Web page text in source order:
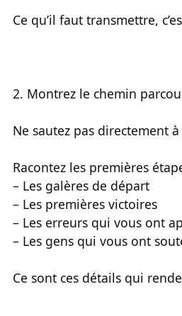
Ce qu’il faut transmettre,
2. Montrez le chemin
Ne sautez pas directement
Racontez les premières
– Les galères de départ
– Les premières victoires
– Les erreurs qui vous ont
– Les gens qui vous ont
Ce sont ces détails qui